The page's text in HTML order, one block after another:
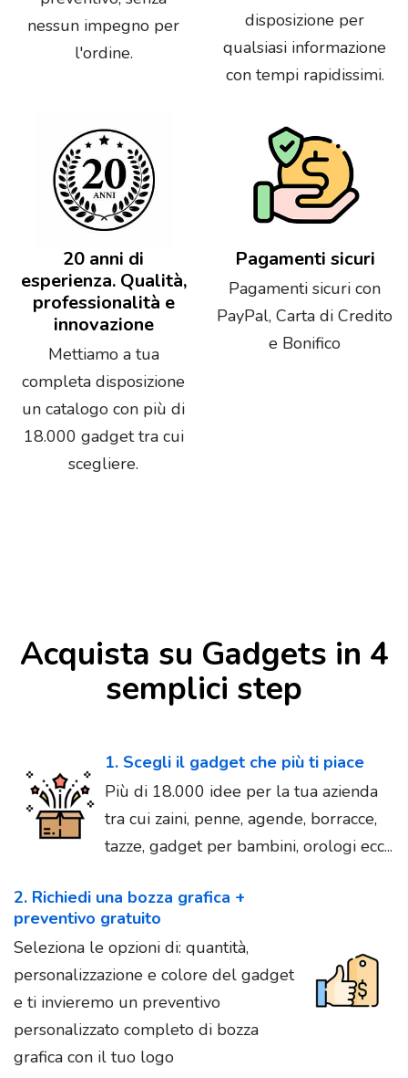
nessun impegno per
l'ordine.
disposizione per
qualsiasi informazione
con tempi rapidissimi.
20 anni di
esperienza. Qualità,
professionalità e
innovazione
Mettiamo a tua
completa disposizione
un catalogo con più di
18.000 gadget tra cui
scegliere.
Pagamenti sicuri
Pagamenti sicuri con
PayPal, Carta di Credito
e Bonifico
Acquista su Gadgets in 4
semplici step
1. Scegli il gadget che più ti piace
Più di 18.000 idee per la tua azienda
tra cui zaini, penne, agende, borracce,
tazze, gadget per bambini, orologi ecc...
2. Richiedi una bozza grafica +
preventivo gratuito
Seleziona le opzioni di: quantità,
personalizzazione e colore del gadget
e ti invieremo un preventivo
personalizzato completo di bozza
grafica con il tuo logo